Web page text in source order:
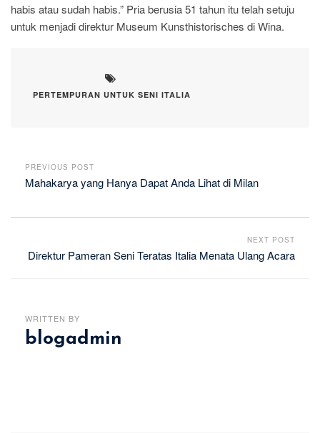
habis atau sudah habis.” Pria berusia 51 tahun itu telah setuju
untuk menjadi direktur Museum Kunsthistorisches di Wina.
PERTEMPURAN UNTUK SENI ITALIA
PREVIOUS POST
Mahakarya yang Hanya Dapat Anda Lihat di Milan
NEXT POST
Direktur Pameran Seni Teratas Italia Menata Ulang Acara
WRITTEN BY
blogadmin